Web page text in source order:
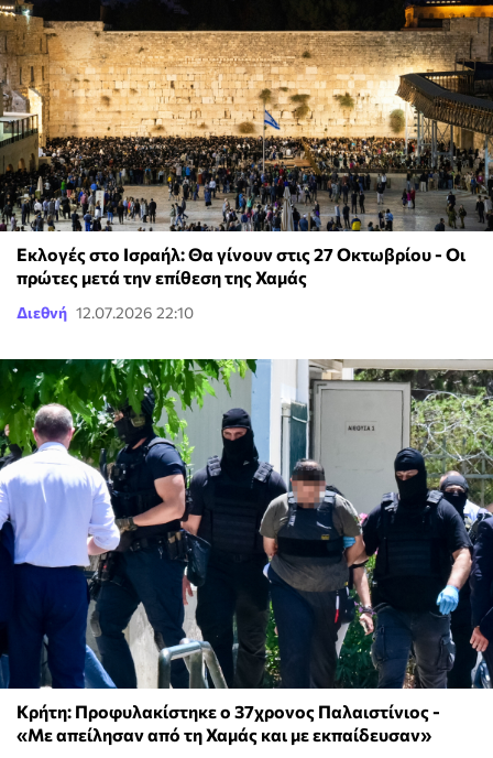
Eκλογές στο Ισραήλ: Θα γίνουν στις 27 Οκτωβρίου - Οι
πρώτες μετά την επίθεση της Χαμάς
Διεθνή 12.07.2026 22:10
Κρήτη: Προφυλακίστηκε ο 37χρονος Παλαιστίνιος -
«Με απείλησαν από τη Χαμάς και με εκπαίδευσαν»